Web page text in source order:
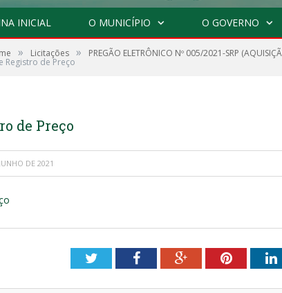
INICIAL O MUNICÍPIO O GOVERNO
» Licitações » PREGÃO ELETRÔNICO Nº 005/2021-SRP
Registro de Preço
de Preço
DE 2021
TwitterFacebookGoogle+Pinterest